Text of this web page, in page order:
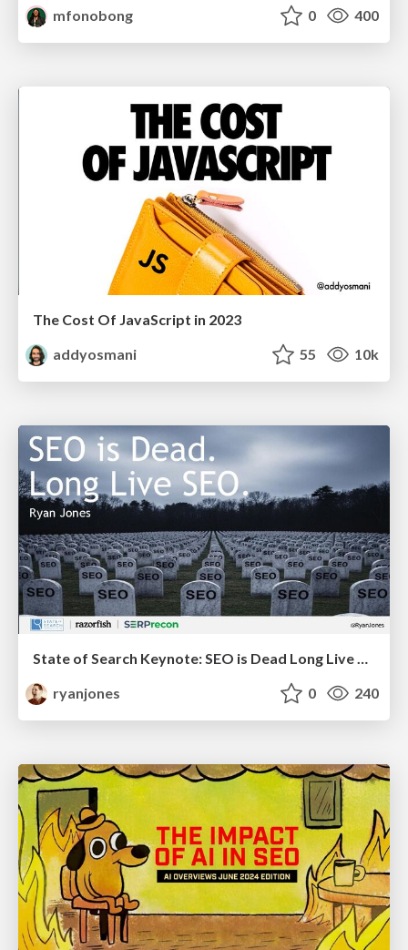
mfonobong
0 400
The Cost Of JavaScript in 2023
addyosmani
55 10k
State of Search Keynote: SEO is Dead Long Live SEO
ryanjones
0 240